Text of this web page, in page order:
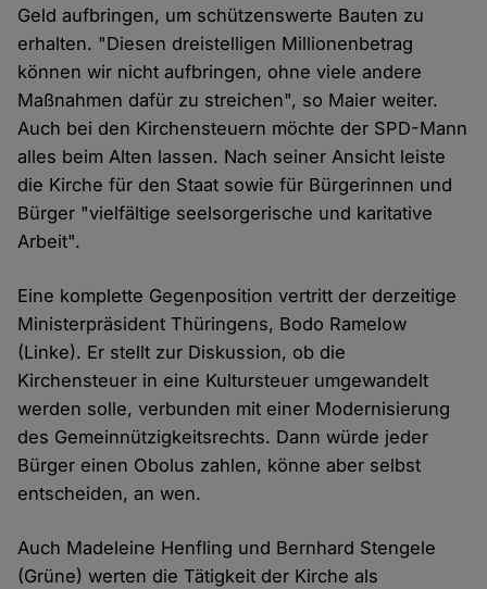
Geld aufbringen, um schützenswerte Bauten zu
erhalten. "Diesen dreistelligen Millionenbetrag
können wir nicht aufbringen, ohne viele andere
Maßnahmen dafür zu streichen", so Maier weiter.
Auch bei den Kirchensteuern möchte der SPD-Mann
alles beim Alten lassen. Nach seiner Ansicht leiste
die Kirche für den Staat sowie für Bürgerinnen und
Bürger "vielfältige seelsorgerische und karitative
Arbeit".
Eine komplette Gegenposition vertritt der derzeitige
Ministerpräsident Thüringens, Bodo Ramelow
(Linke). Er stellt zur Diskussion, ob die
Kirchensteuer in eine Kultursteuer umgewandelt
werden solle, verbunden mit einer Modernisierung
des Gemeinnützigkeitsrechts. Dann würde jeder
Bürger einen Obolus zahlen, könne aber selbst
entscheiden, an wen.
Auch Madeleine Henfling und Bernhard Stengele
(Grüne) werten die Tätigkeit der Kirche als